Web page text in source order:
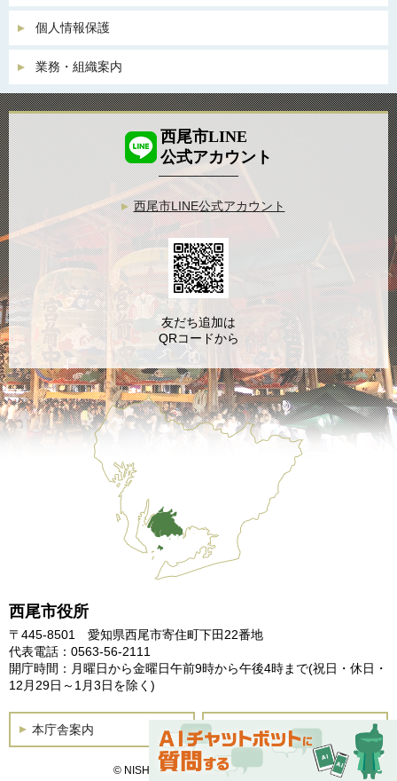
個人情報保護
業務・組織案内
西尾市役所
〒445-8501 愛知県西尾市寄住町下田22番地
代表電話：0563-56-2111
開庁時間：月曜日から金曜日午前9時から午後4時まで(祝日・休日・
12月29日～1月3日を除く)
本庁舎案内 土曜開庁
© NISHIO City, All Rights Reserved.
西尾市LINE
公式アカウント
西尾市LINE公式アカウント
友だち追加は
QRコードから